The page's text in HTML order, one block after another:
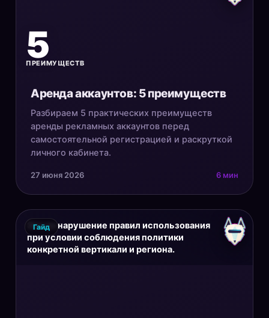
5
ПРЕИМУЩЕСТВ
Аренда аккаунтов: 5 преимуществ
Разбираем 5 практических преимуществ
аренды рекламных аккаунтов перед
самостоятельной регистрацией и раскруткой
личного кабинета.
27 июня 2026 6 мин
Это не нарушение правил использования
при условии соблюдения политики
конкретной вертикали и региона.
Гайд